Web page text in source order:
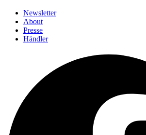
Newsletter
About
Presse
Händler